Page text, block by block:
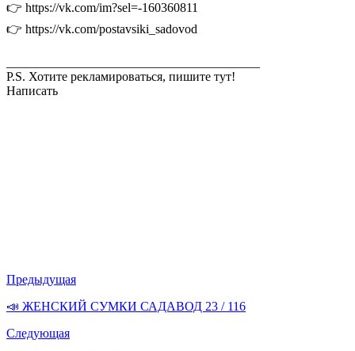
👉 https://vk.com/im?sel=-160360811
👉 https://vk.com/postavsiki_sadovod
P.S. Хотите рекламироваться, пишите тут!
Написать
Предыдущая
📣 ЖЕНСКИЙ СУМКИ САДАВОД 23 / 116
Следующая